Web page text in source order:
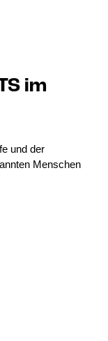
im
und der
Menschen